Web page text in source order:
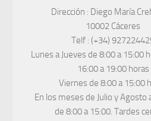
Dirección : Diego María
10002 Cáceres
Telf : (+34)
Lunes a Jueves de 8:00 a 15:00
16:00 a 19:00 horas
Viernes de 8:00 a 15:00
En los meses de Julio y Agosto
de 8:00 a 15:00. Tardes